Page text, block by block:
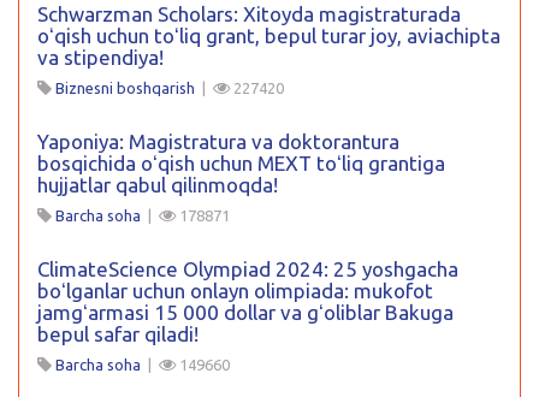
Schwarzman Scholars: Xitoyda magistraturada
oʻqish uchun toʻliq grant, bepul turar joy, aviachipta
va stipendiya!
Biznesni boshqarish | 227420
Yaponiya: Magistratura va doktorantura
bosqichida oʻqish uchun MEXT toʻliq grantiga
hujjatlar qabul qilinmoqda!
Barcha soha | 178871
ClimateScience Olympiad 2024: 25 yoshgacha
boʻlganlar uchun onlayn olimpiada: mukofot
jamgʻarmasi 15 000 dollar va gʻoliblar Bakuga
bepul safar qiladi!
Barcha soha | 149660